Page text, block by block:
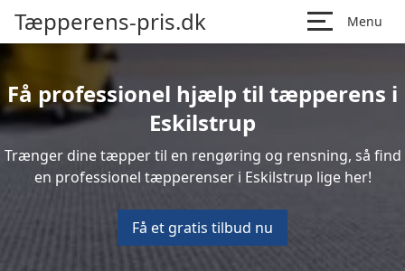
Tæpperens-pris.dk Menu
Få professionel hjælp til tæpperens i
Eskilstrup
Trænger dine tæpper til en rengøring og rensning, så find
en professionel tæpperenser i Eskilstrup lige her!
Få et gratis tilbud nu